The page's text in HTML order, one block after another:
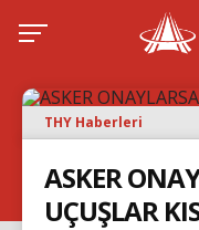
THY Haberleri
ASKER
UÇUŞLAR